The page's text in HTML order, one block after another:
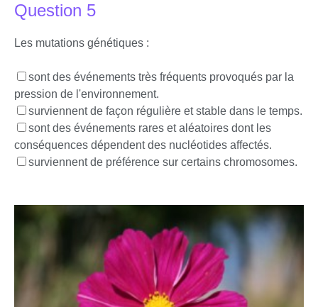
Question 5
Les mutations génétiques :
sont des événements très fréquents provoqués par la
pression de l'environnement.
surviennent de façon régulière et stable dans le temps.
sont des événements rares et aléatoires dont les
conséquences dépendent des nucléotides affectés.
surviennent de préférence sur certains chromosomes.